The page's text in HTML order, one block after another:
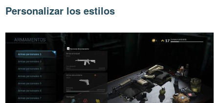
Personalizar los estilos